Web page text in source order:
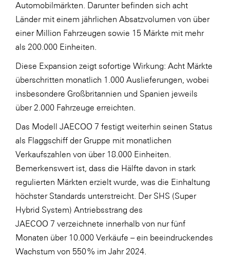
Automobilmärkten. Darunter befinden sich acht
Länder mit einem jährlichen Absatzvolumen von über
einer Million Fahrzeugen sowie 15 Märkte mit mehr
als 200.000 Einheiten.
Diese Expansion zeigt sofortige Wirkung: Acht Märkte
überschritten monatlich 1.000 Auslieferungen, wobei
insbesondere Großbritannien und Spanien jeweils
über 2.000 Fahrzeuge erreichten.
Das Modell JAECOO 7 festigt weiterhin seinen Status
als Flaggschiff der Gruppe mit monatlichen
Verkaufszahlen von über 18.000 Einheiten.
Bemerkenswert ist, dass die Hälfte davon in stark
regulierten Märkten erzielt wurde, was die Einhaltung
höchster Standards unterstreicht. Der SHS (Super
Hybrid System) Antriebsstrang des
JAECOO 7 verzeichnete innerhalb von nur fünf
Monaten über 10.000 Verkäufe – ein beeindruckendes
Wachstum von 550 % im Jahr 2024.